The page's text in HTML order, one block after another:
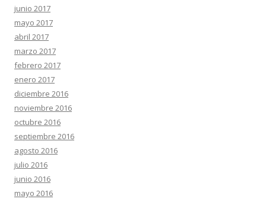
junio 2017
mayo 2017
abril 2017
marzo 2017
febrero 2017
enero 2017
diciembre 2016
noviembre 2016
octubre 2016
septiembre 2016
agosto 2016
julio 2016
junio 2016
mayo 2016